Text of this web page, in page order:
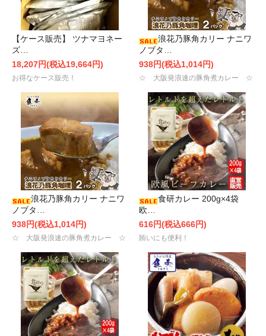
【ケース販売】 ツナマヨネー
ズ…
18,207円(税込19,664円)
お得なケース販売！
浪花乃豚角カリー ナニワ
ノブタ…
938円(税込1,014円)
☆ 大阪発浪速の豚角煮カレー ☆
浪花乃豚角カリー ナニワ
ノブタ…
938円(税込1,014円)
☆ 大阪発浪速の豚角煮カレー ☆
食研カレー 200g×4袋
欧…
616円(税込666円)
賄いにも便利！